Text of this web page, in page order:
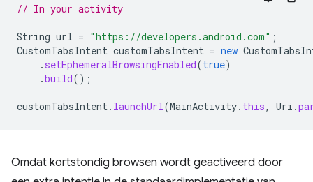
// In your activity
String url = "https://developers.android.com" ;
CustomTabsIntent customTabsIntent = new
. setEphemeralBrowsingEnabled(true)
.build();
customTabsIntent. launchUrl(MainActivity. this, Uri .
Omdat kortstondig browsen wordt geactiveerd door